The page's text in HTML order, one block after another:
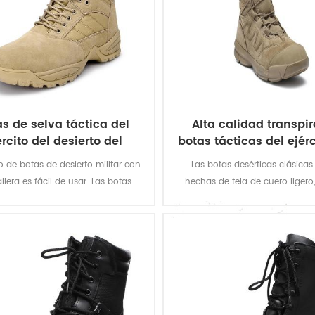
de selva táctica del
del desierto del
militar con
cremallera
de botas de desierto militar con
es fácil de usar. Las botas
incluso en la nieve Las botas
son flexibles y resistentes al
Todo terreno Outsole,
y resistente al desgaste. La
exterior de goma ofrece una
Alta calidad
botas tácticas del
desierto militar
Las botas desérticas
hechas de tela de cuero
terreno Outsole, antideslizante y
al desgaste. La suela exterior
ofrece una excelente
desgaste, adecuado para
libre o combate de soldado